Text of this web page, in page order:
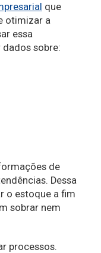
que
otimizar a
essa
sobre:
de
Dessa
o estoque a fim
sobrar nem
processos.